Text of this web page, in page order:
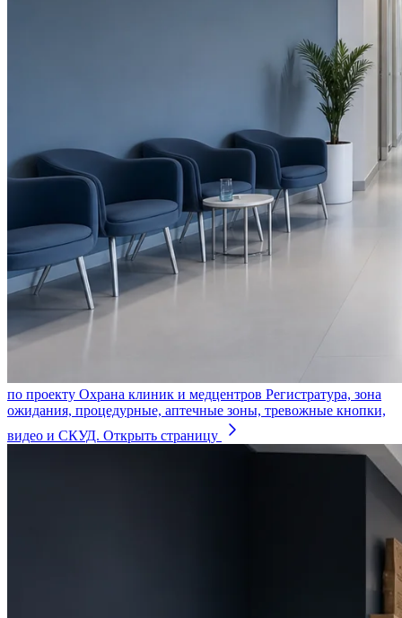
по проекту Охрана клиник и медцентров Регистратура, зона
ожидания, процедурные, аптечные зоны, тревожные кнопки,
видео и СКУД. Открыть страницу